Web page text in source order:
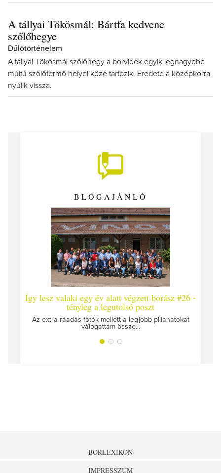
A tállyai Tökösmál: Bártfa kedvenc
szőlőhegye
Dűlőtörténelem
A tállyai Tökösmál szőlőhegy a borvidék egyik legnagyobb
múltú szőlőtermő helyei közé tartozik. Eredete a középkorra
nyúlik vissza.
BLOGAJÁNLÓ
Így lesz valaki egy év alatt végzett borász #26 -
tényleg a legutolsó poszt
Az extra ráadás fotók mellett a legjobb pillanatokat
válogattam össze...
BORLEXIKON
IMPRESSZUM